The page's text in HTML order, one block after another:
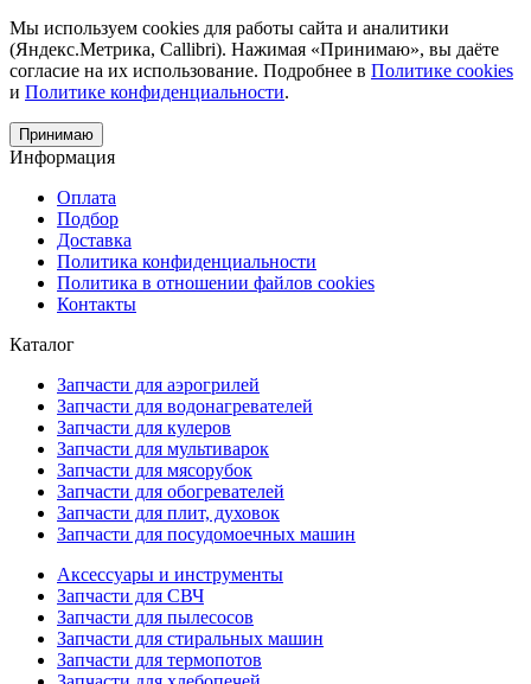
Мы используем cookies для работы сайта и аналитики
(Яндекс.Метрика, Callibri). Нажимая «Принимаю», вы даёте
согласие на их использование. Подробнее в Политике cookies
и Политике конфиденциальности.
Принимаю
Информация
Оплата
Подбор
Доставка
Политика конфиденциальности
Политика в отношении файлов cookies
Контакты
Каталог
Запчасти для аэрогрилей
Запчасти для водонагревателей
Запчасти для кулеров
Запчасти для мультиварок
Запчасти для мясорубок
Запчасти для обогревателей
Запчасти для плит, духовок
Запчасти для посудомоечных машин
Аксессуары и инструменты
Запчасти для СВЧ
Запчасти для пылесосов
Запчасти для стиральных машин
Запчасти для термопотов